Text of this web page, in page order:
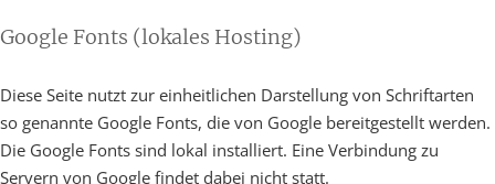
Google Fonts (lokales Hosting)
Diese Seite nutzt zur einheitlichen Darstellung von Schriftarten
so genannte Google Fonts, die von Google bereitgestellt werden.
Die Google Fonts sind lokal installiert. Eine Verbindung zu
Servern von Google findet dabei nicht statt.